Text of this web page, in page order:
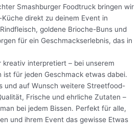
Smashburger Foodtruck bringen wir
direkt zu deinem Event in
goldene Brioche-Buns und
für ein Geschmackserlebnis, das in
kreativ interpretiert – bei unserem
ist für jeden Geschmack etwas dabei.
und auf Wunsch weitere Streetfood-
Frische und ehrliche Zutaten –
bei jedem Bissen. Perfekt für alle,
und ihrem Event das gewisse Etwas